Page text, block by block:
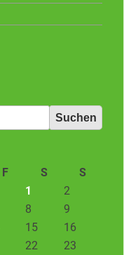
F S
S
1
2
8
9
15
16
22 23